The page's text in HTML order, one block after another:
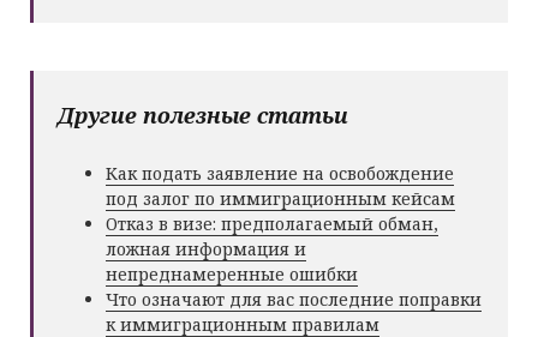
Другие полезные статьи
Как подать заявление на освобождение
под залог по иммиграционным кейсам
Отказ в визе: предполагаемый обман,
ложная информация и
непреднамеренные ошибки
Что означают для вас последние поправки
к иммиграционным правилам